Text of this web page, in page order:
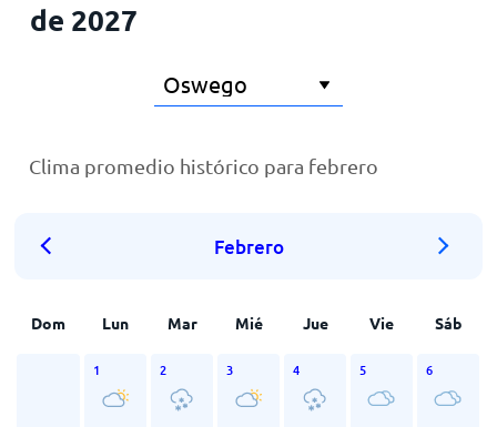
de 2027
Clima promedio histórico para febrero
Febrero
Dom Lun Mar Mié Jue Vie Sáb
1 2 3 4 5 6